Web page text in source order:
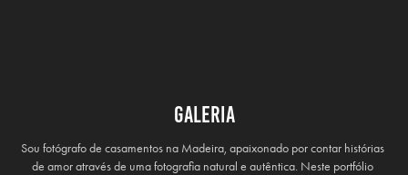
Galeria
Sou fotógrafo de casamentos na Madeira, apaixonado por contar histórias
de amor através de uma fotografia natural e autêntica. Neste portfólio